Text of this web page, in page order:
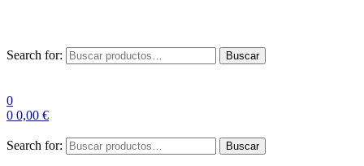
Search for: Buscar
0
0 0,00 €
Search for: Buscar